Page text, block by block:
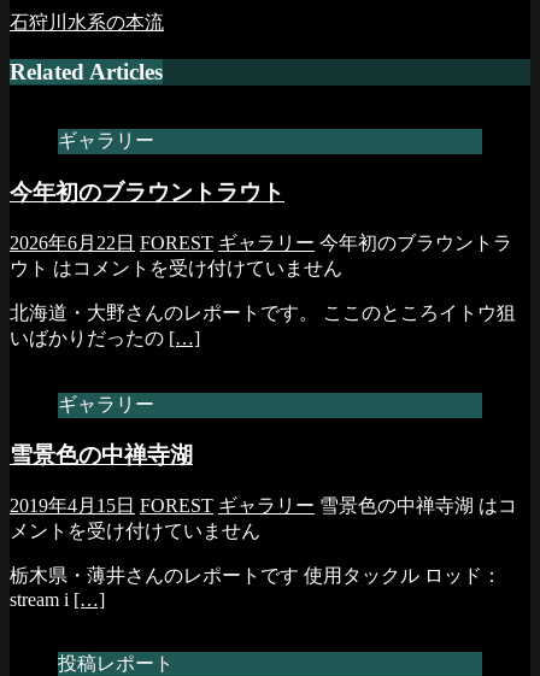
石狩川水系の本流
Related Articles
ギャラリー
今年初のブラウントラウト
2026年6月22日 FOREST ギャラリー 今年初のブラウントラ
ウト はコメントを受け付けていません
北海道・大野さんのレポートです。 ここのところイトウ狙
いばかりだったの […]
ギャラリー
雪景色の中禅寺湖
2019年4月15日 FOREST ギャラリー 雪景色の中禅寺湖 はコ
メントを受け付けていません
栃木県・薄井さんのレポートです 使用タックル ロッド：
stream i […]
投稿レポート